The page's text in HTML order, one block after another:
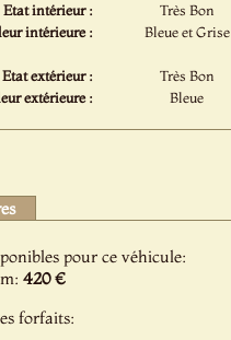
Etat intérieur :
Très Bon
intérieure :
Bleue et Grise
Etat extérieur :
Très Bon
extérieure :
Bleue
pour ce véhicule:
420 €
forfaits: